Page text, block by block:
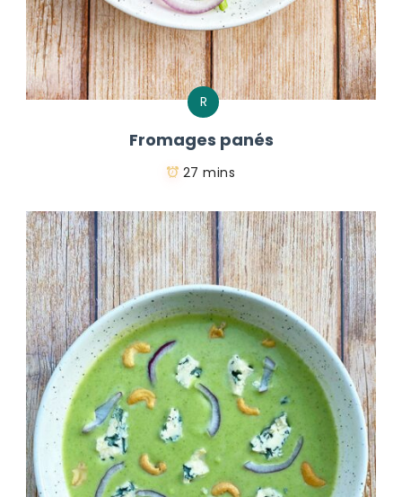
R
Fromages panés
27 mins